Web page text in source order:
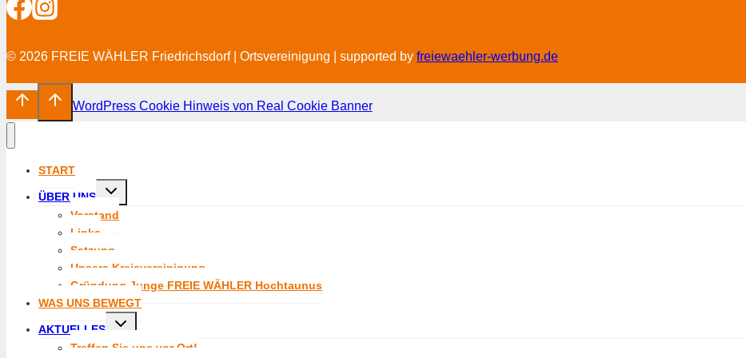
© 2026 FREIE WÄHLER Friedrichsdorf | Ortsvereinigung | supported by freiewaehler-werbung.de
WordPress Cookie Hinweis von Real Cookie Banner
START
ÜBER UNS
Untermenü
Vorstand
Links
Satzung
Unsere Kreisvereinigung
Gründung Junge FREIE WÄHLER Hochtaunus
WAS UNS BEWEGT
AKTUELLES
Untermenü
umschalten
Treffen Sie uns vor Ort!